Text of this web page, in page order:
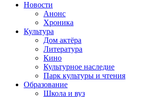
Новости
Анонс
Хроника
Культура
Дом актёра
Литература
Кино
Культурное наследие
Парк культуры и чтения
Образование
Школа и вуз